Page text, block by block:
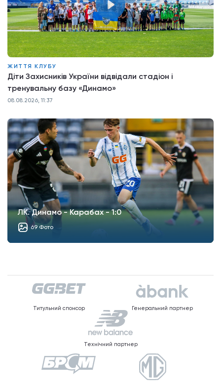
ЖИТТЯ КЛУБУ
Діти Захисників України відвідали стадіон і
тренувальну базу «Динамо»
08.08.2026, 11:37
ЛК. Динамо - Карабах - 1:0
69 Фото
Титульний спонсор Генеральний партнер
Технічний партнер